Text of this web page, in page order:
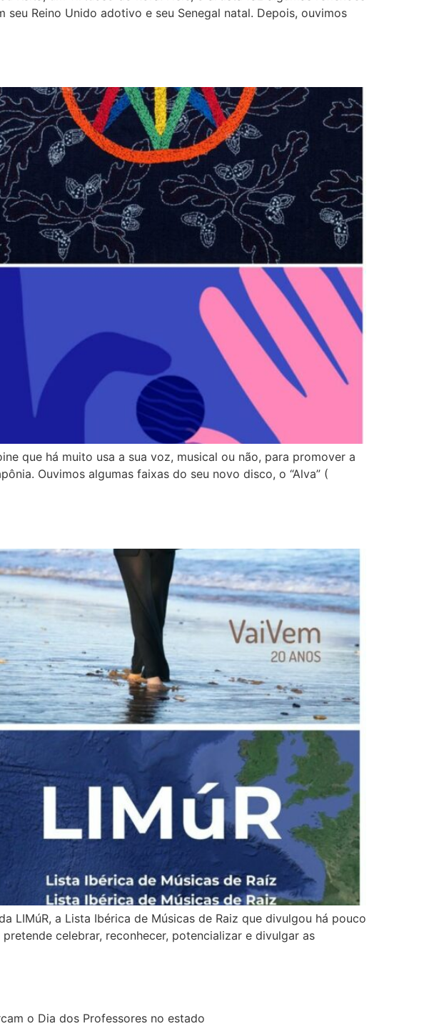
Reino Unido adotivo e seu Senegal natal. Depois, ouvimos
que há muito usa a sua voz, musical ou não, para promover a
Ouvimos algumas faixas do seu novo disco, o “Alva” (
LIMúR, a Lista Ibérica de Músicas de Raiz que divulgou há pouco
celebrar, reconhecer, potencializar e divulgar as
o Dia dos Professores no estado